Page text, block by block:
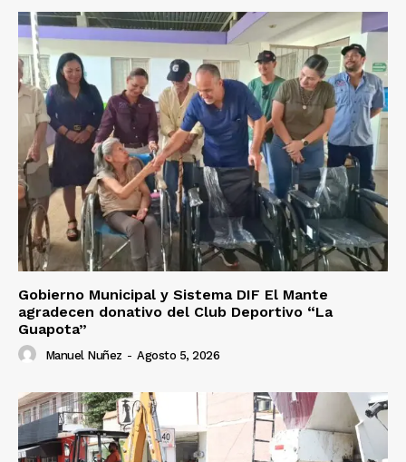
Gobierno Municipal y Sistema DIF El Mante
agradecen donativo del Club Deportivo “La
Guapota”
Manuel Nuñez - Agosto 5, 2026